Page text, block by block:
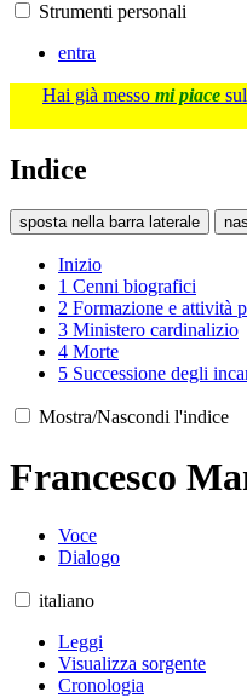
Strumenti personali
entra
Hai già messo mi piace
Indice
sposta nella barra laterale
Inizio
1 Cenni biografici
2 Formazione e attività
3 Ministero cardinalizio
4 Morte
5 Successione degli
Mostra/Nascondi l'indice
Francesco
Voce
Dialogo
italiano
Leggi
Visualizza sorgente
Cronologia